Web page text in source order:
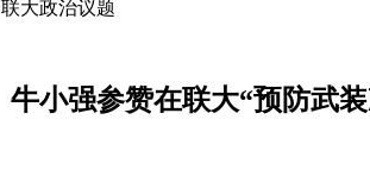
联大政治议题
牛小强参赞在联大“预防武